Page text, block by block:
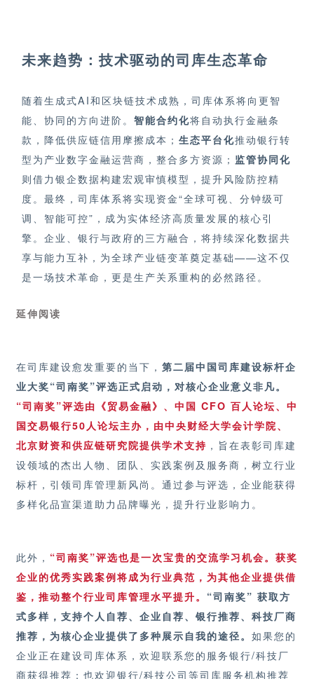
未来趋势：技术驱动的司库生态革命
随着生成式AI和区块链技术成熟，司库体系将向更智
能、协同的方向进阶。 智能合约化将自动执行金融条
款，降低供应链信用 摩擦成本 ； 生态平台化推动银行转
型为产业数字金融运营商，整合多方资源； 监管协同化
则借力银企数据构建宏观审慎模型，提升风险防控精
度。最终，司库体系将实现资金“全球可视、分钟级可
调、智能可控”，成为实体经济高质量发展的核心引
擎。企业、银行与政府的三方融合，将持续深化数据共
享与能力互补，为全球产业链变革奠定基础——这不仅
是一场技术革命，更是生产关系重构的必然路径。
延伸阅读
在司库建设愈发重要的当下， 第二届中国司库建设标杆企
业大奖“司南奖”评选正式启动，对核心企业意义非凡。
“司南奖”评选由《贸易金融》、中国 CFO 百人论坛、中
国交易银行50人论坛主办，由中央财经大学会计学院、
北京财资和供应链研究院提供学术支持 ，旨在表彰司库建
设领域的杰出人物、团队、实践案例及服务商，树立行业
标杆，引领司库管理新风尚。通过参与评选，企业能获得
多样化品宣渠道助力品牌曝光，提升行业影响力。
此外， “司南奖”评选也是一次宝贵的交流学习机会。获奖
企业的优秀实践案例将成为行业典范，为其他企业提供借
鉴，推动整个行业司库管理水平提升。 “司南奖” 获取方
式多样，支持个人自荐、企业自荐、银行推荐、科技厂商
推荐，为核心企业提供了多种展示自我的途径。 如果您的
企业正在建设司库体系，欢迎联系您的服务银行/科技厂
商获得推荐；也欢迎银行/科技公司等司库服务机构推荐